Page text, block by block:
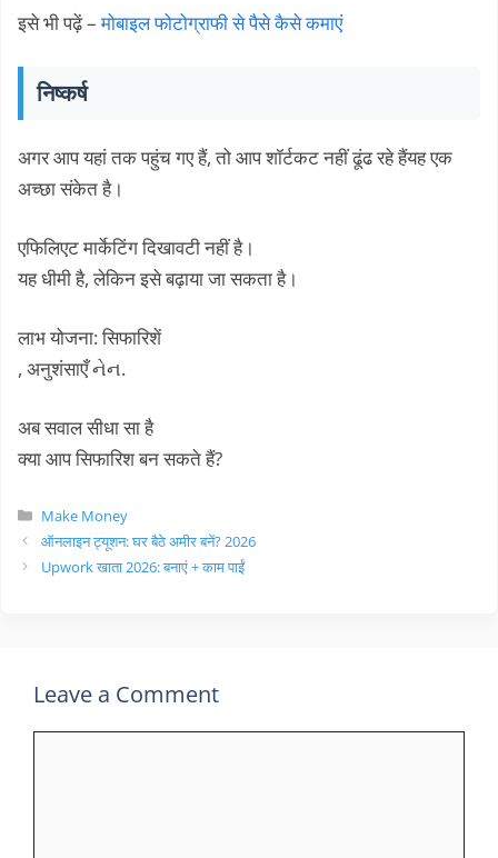
इसे भी पढ़ें –मोबाइल फोटोग्राफी से पैसे कैसे कमाएं
निष्कर्ष
अगर आप यहां तक ​​पहुंच गए हैं, तो आप शॉर्टकट नहीं ढूंढ रहे हैंयह एक
अच्छा संकेत है।
एफिलिएट मार्केटिंग दिखावटी नहीं है।
यह धीमी है, लेकिन इसे बढ़ाया जा सकता है।
लाभ योजना: सिफारिशें
, अनुशंसाएँ નેન.
अब सवाल सीधा सा है
क्या आप सिफारिश बन सकते हैं?
Categories
Make Money
ऑनलाइन ट्यूशन: घर बैठे अमीर बनें? 2026
Upwork खाता 2026: बनाएं + काम पाईं
Leave a Comment